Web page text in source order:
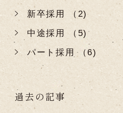
新卒採用 （2)
中途採用 （5)
パート採用 （6)
過去の記事